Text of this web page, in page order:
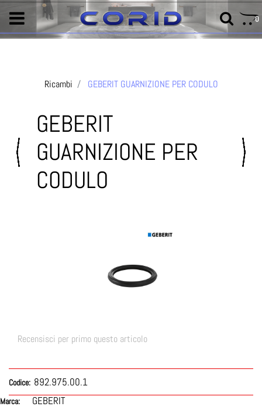
0
Ricambi GEBERIT GUARNIZIONE PER CODULO
GEBERIT
GUARNIZIONE PER
CODULO
Recensisci per primo questo articolo
Codice: 892.975.00.1
Marca: GEBERIT